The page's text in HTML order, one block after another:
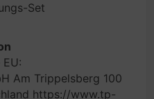
Set
Am Trippelsberg 100
https://www.tp-